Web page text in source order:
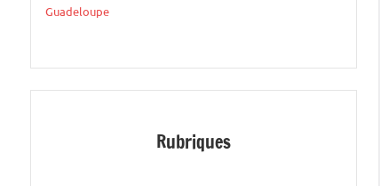
Guadeloupe
Rubriques